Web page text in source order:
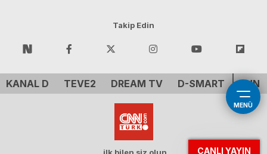
MENÜ
CANLI YAYIN
Takip Edin
KANAL D TEVE2 DREAM TV D-SMART CNN